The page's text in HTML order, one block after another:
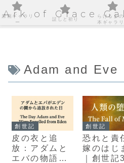
Ark of Grace
Adam and Eve
創世記
皮の衣と追
放：アダムと
エバの物語に
創世記
恐れと責
嫁のはじ
｜創世記
原画ギャラリ
ー
証しと祈り
らけるまの
本ギャラリ